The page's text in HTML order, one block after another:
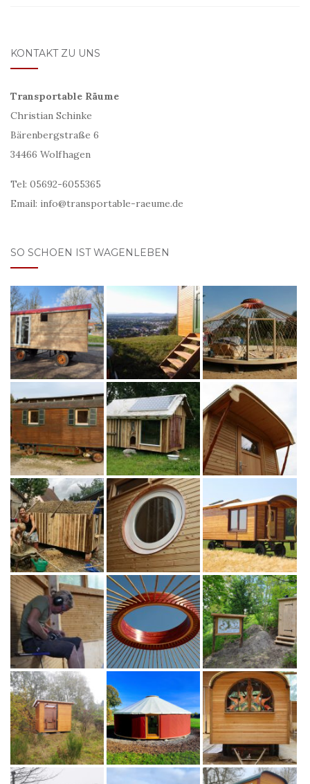
KONTAKT ZU UNS
Transportable Räume
Christian Schinke
Bärenbergstraße 6
34466 Wolfhagen
Tel: 05692-6055365
Email: info@transportable-raeume.de
SO SCHOEN IST WAGENLEBEN